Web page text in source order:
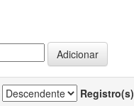
Registro(s)